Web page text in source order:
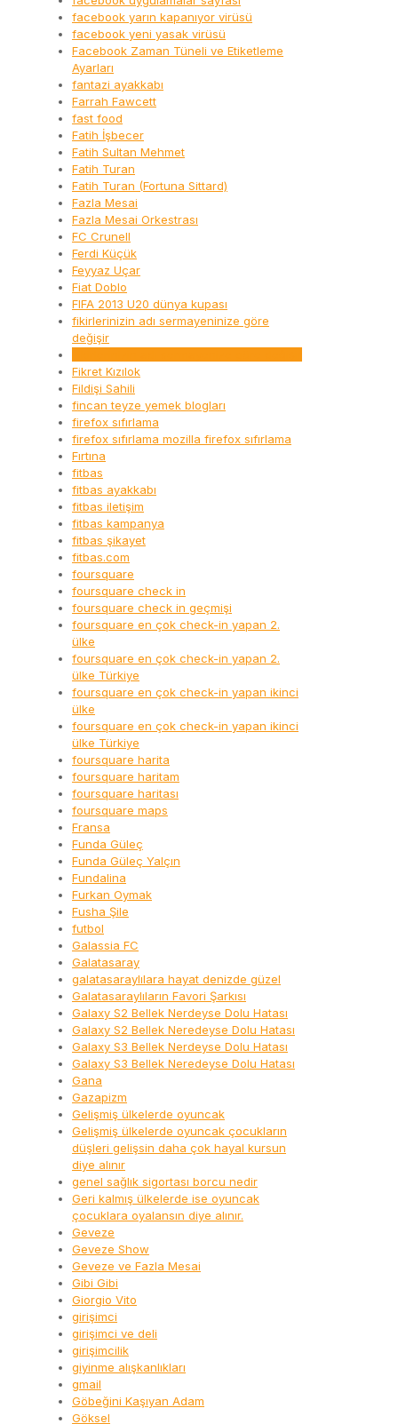
facebook yarın kapanıyor virüsü
facebook yeni yasak virüsü
Facebook Zaman Tüneli ve Etiketleme
Ayarları
fantazi ayakkabı
Farrah Fawcett
fast food
Fatih İşbecer
Fatih Sultan Mehmet
Fatih Turan
Fatih Turan (Fortuna Sittard)
Fazla Mesai
Fazla Mesai Orkestrası
FC Crunell
Ferdi Küçük
Feyyaz Uçar
Fiat Doblo
FIFA 2013 U20 dünya kupası
fikirlerinizin adı sermayeninize göre
değişir
Fikret Kızılok
Fildişi Sahili
fincan teyze yemek blogları
firefox sıfırlama
firefox sıfırlama mozilla firefox sıfırlama
Fırtına
fitbas
fitbas ayakkabı
fitbas iletişim
fitbas kampanya
fitbas şikayet
fitbas.com
foursquare
foursquare check in
foursquare check in geçmişi
foursquare en çok check-in yapan 2.
ülke
foursquare en çok check-in yapan 2.
ülke Türkiye
foursquare en çok check-in yapan ikinci
ülke
foursquare en çok check-in yapan ikinci
ülke Türkiye
foursquare harita
foursquare haritam
foursquare haritası
foursquare maps
Fransa
Funda Güleç
Funda Güleç Yalçın
Fundalina
Furkan Oymak
Fusha Şile
futbol
Galassia FC
Galatasaray
galatasaraylılara hayat denizde güzel
Galatasaraylıların Favori Şarkısı
Galaxy S2 Bellek Nerdeyse Dolu Hatası
Galaxy S2 Bellek Neredeyse Dolu Hatası
Galaxy S3 Bellek Nerdeyse Dolu Hatası
Galaxy S3 Bellek Neredeyse Dolu Hatası
Gana
Gazapizm
Gelişmiş ülkelerde oyuncak
Gelişmiş ülkelerde oyuncak çocukların
düşleri gelişsin daha çok hayal kursun
diye alınır
genel sağlık sigortası borcu nedir
Geri kalmış ülkelerde ise oyuncak
çocuklara oyalansın diye alınır.
Geveze
Geveze Show
Geveze ve Fazla Mesai
Gibi Gibi
Giorgio Vito
girişimci
girişimci ve deli
girişimcilik
giyinme alışkanlıkları
gmail
Göbeğini Kaşıyan Adam
Göksel